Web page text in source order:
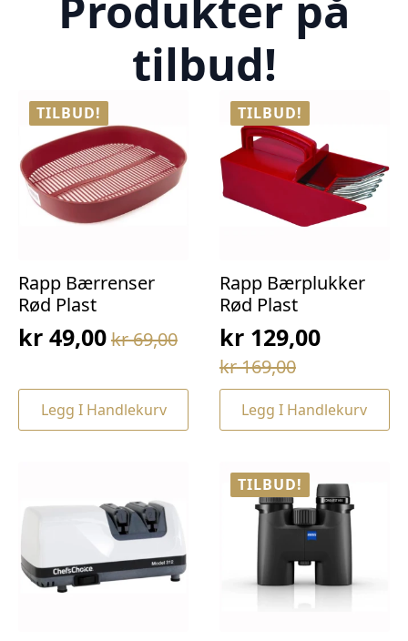
tilbud!
TILBUD!
Rapp Bærrenser
Rød Plast
kr69,00
Opprinnelig
var:
kr 69,00.
kr 49,00
Nåværende
er:
kr 49,00.
Legg I Handlekurv
TILBUD!
Rapp Bærplukker
Rød Plast
kr169,00
Opprinnelig
pris
var:
kr129,00
Nåværende
pris
er:Legg I Handlekurv
TILBUD!